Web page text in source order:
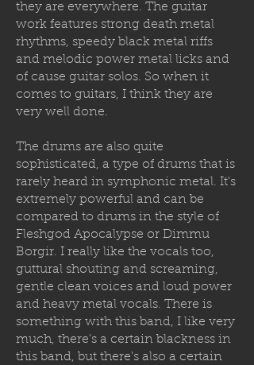
they are everywhere. The guitar
work features strong death metal
rhythms, speedy black metal riffs
and melodic power metal licks and
of cause guitar solos. So when it
comes to guitars, I think they are
very well done.
The drums are also quite
sophisticated, a type of drums that is
rarely heard in symphonic metal. It's
extremely powerful and can be
compared to drums in the style of
Fleshgod Apocalypse or Dimmu
Borgir. I really like the vocals too,
guttural shouting and screaming,
gentle clean voices and loud power
and heavy metal vocals. There is
something with this band, I like very
much, there's a certain blackness in
this band, but there's also a certain